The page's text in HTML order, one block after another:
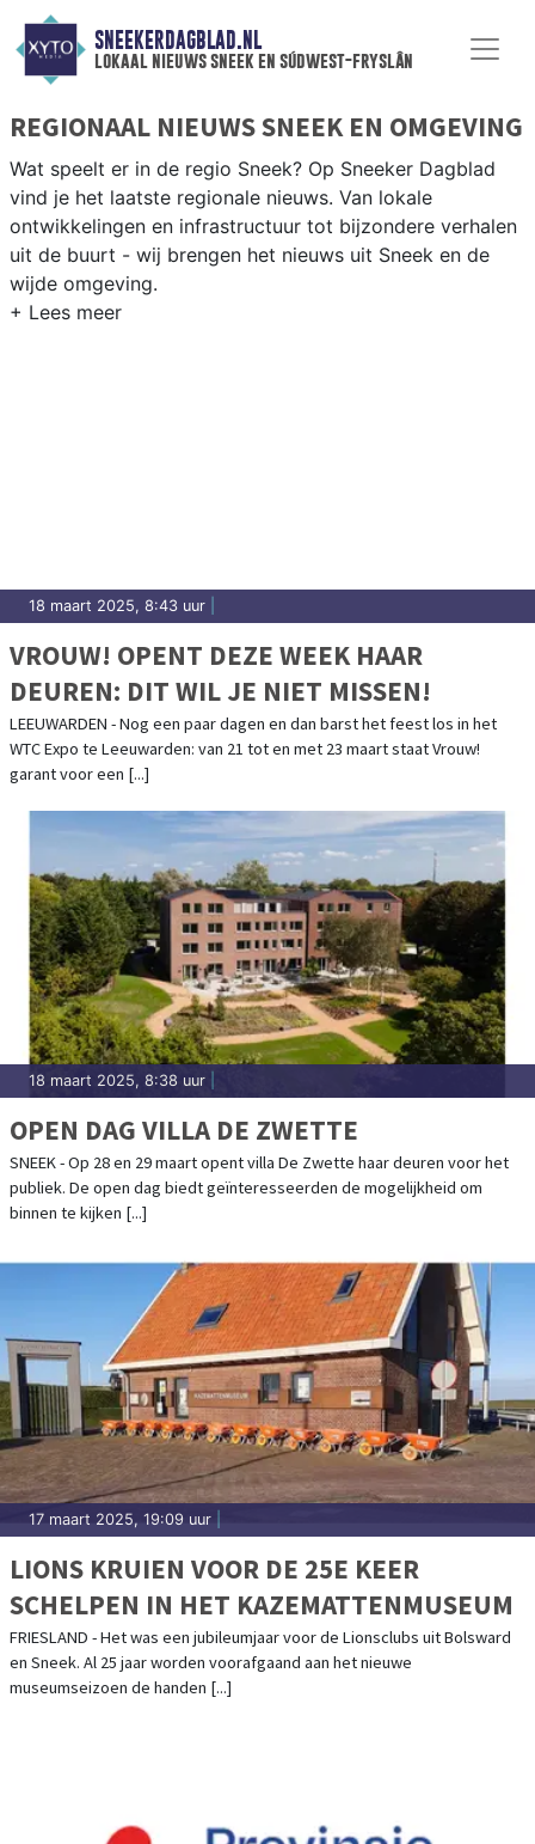
SNEEKERDAGBLAD.NL
lokaal nieuws sneek en súdwest-fryslân
REGIONAAL NIEUWS SNEEK EN OMGEVING
Wat speelt er in de regio Sneek? Op Sneeker Dagblad
vind je het laatste regionale nieuws. Van lokale
ontwikkelingen en infrastructuur tot bijzondere verhalen
uit de buurt - wij brengen het nieuws uit Sneek en de
wijde omgeving.
18 maart 2025, 8:43 uur
VROUW! OPENT DEZE WEEK HAAR
DEUREN: DIT WIL JE NIET MISSEN!
LEEUWARDEN - Nog een paar dagen en dan barst het feest los in het
WTC Expo te Leeuwarden: van 21 tot en met 23 maart staat Vrouw!
garant voor een [...]
18 maart 2025, 8:38 uur
OPEN DAG VILLA DE ZWETTE
SNEEK - Op 28 en 29 maart opent villa De Zwette haar deuren voor het
publiek. De open dag biedt geïnteresseerden de mogelijkheid om
binnen te kijken [...]
17 maart 2025, 19:09 uur
LIONS KRUIEN VOOR DE 25E KEER
SCHELPEN IN HET KAZEMATTENMUSEUM
FRIESLAND - Het was een jubileumjaar voor de Lionsclubs uit Bolsward
en Sneek. Al 25 jaar worden voorafgaand aan het nieuwe
museumseizoen de handen [...]